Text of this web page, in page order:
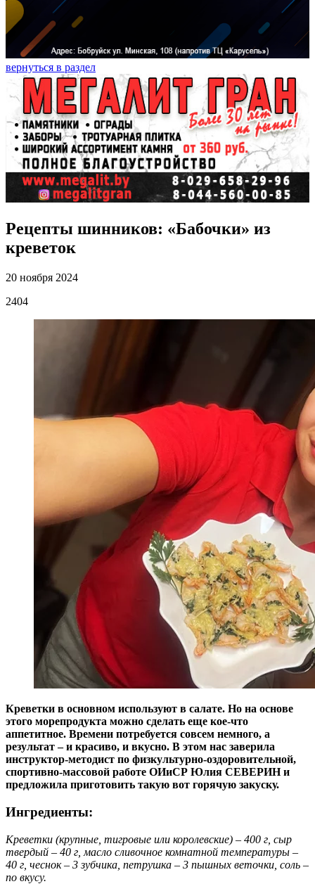
вернуться в раздел
Рецепты шинников: «Бабочки» из
креветок
20 ноября 2024
2404
Креветки в основном используют в салате. Но на основе
этого морепродукта можно сделать еще кое-что
аппетитное. Времени потребуется совсем немного, а
результат – и красиво, и вкусно. В этом нас заверила
инструктор-методист по физкультурно-оздоровительной,
спортивно-массовой работе ОИиСР Юлия СЕВЕРИН и
предложила приготовить такую вот горячую закуску.
Ингредиенты:
Креветки (крупные, тигровые или королевские) – 400 г, сыр
твердый – 40 г, масло сливочное комнатной температуры –
40 г, чеснок – 3 зубчика, петрушка – 3 пышных веточки, соль –
по вкусу.